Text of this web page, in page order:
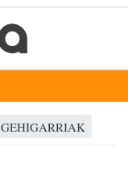
GEHIGARRIAK